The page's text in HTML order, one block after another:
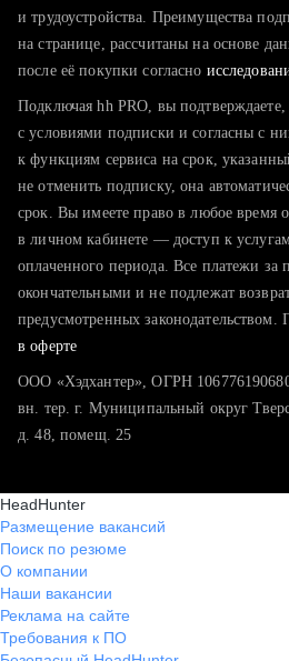
тратите много времени на
хотите сравнить себя с
и трудоустройства. Преимущества
на странице, рассчитаны на основе
после её покупки согласно
Подключая hh PRO, вы подтверждаете,
с условиями подписки и согласны с
к функциям сервиса на срок,
не отменить подписку, она
срок. Вы имеете право в любое время
в личном кабинете — доступ к
оплаченного периода. Все платежи за
окончательными и не подлежат
предусмотренных законодательством.
в оферте
ООО «Хэдхантер», ОГРН
вн. тер. г. Муниципальный округ
д. 48, помещ. 25
HeadHunter
Размещение вакансий
Поиск по резюме
О компании
Наши вакансии
Реклама на сайте
Требования к ПО